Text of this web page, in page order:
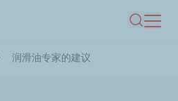
到
搜索
润滑油专家的建议